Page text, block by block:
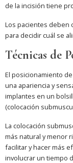
de la incisión tiene
Los pacientes deben
para decidir cuál se
Técnicas de
El posicionamiento
una apariencia y
implantes en un
(colocación
La colocación
más natural y menor
facilitar y hacer más
involucrar un tiempo